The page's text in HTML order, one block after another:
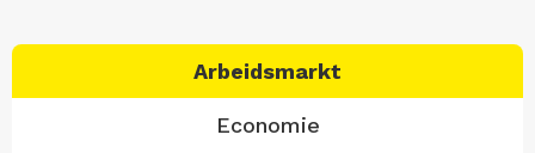
Arbeidsmarkt
Economie